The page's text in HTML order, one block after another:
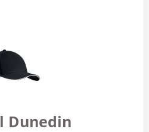
Dunedin